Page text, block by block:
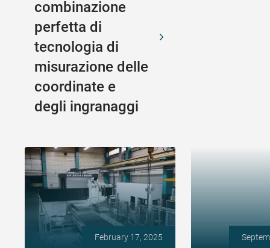
combinazione
perfetta di
tecnologia di
misurazione delle
coordinate e
degli ingranaggi
February 17, 2025